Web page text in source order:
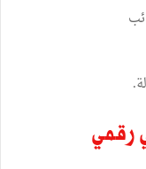
رقمي